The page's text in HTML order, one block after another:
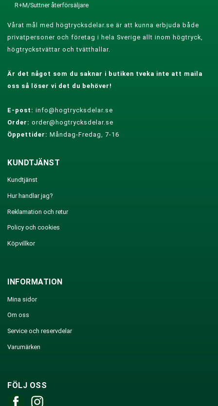
R+M/Suttner återförsäljare
Vårat mål med högtrycksdelar.se är att kunna erbjuda både
privatpersoner och företag i hela Sverige allt inom högtryck,
högtryckstvättar och tvätthallar.
Är det något som du saknar i butiken tveka inte att maila
oss så löser vi det du behöver!
E-post: info@hogtrycksdelar.se
Order: order@hogtrycksdelar.se
Öppettider: Måndag-Fredag, 7-16
KUNDTJÄNST
Kundtjänst
Hur handlar jag?
Reklamation och retur
Policy och cookies
Köpvillkor
INFORMATION
Mina sidor
Om oss
Service och reservdelar
Varumärken
FÖLJ OSS